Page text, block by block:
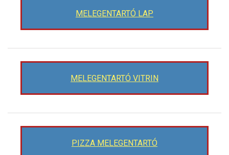
MELEGENTARTÓ LAP
MELEGENTARTÓ VITRIN
PIZZA MELEGENTARTÓ